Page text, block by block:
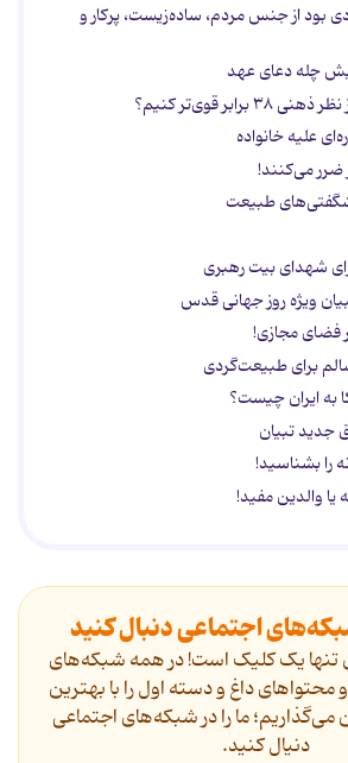
بود از جنس مردم، ساده‌زیست، پرکار و
چله دعای عهد
قوی‌تر کنیم؟
ضرر می‌کنند!
طبیعت
شهدای بیت رهبری
ویژه روز جهانی قدس
فضای مجازی!
به ایران چیست؟
جدید تبیان
را بشناسید!
والدین مفید!
اجتماعی دنبال کنید
تنها یک کلیک است! در همه شبکه‌های
داغ و دسته اول را با بهترین
می‌گذاریم؛ ما را در شبکه‌های اجتماعی
دنیال کنید.